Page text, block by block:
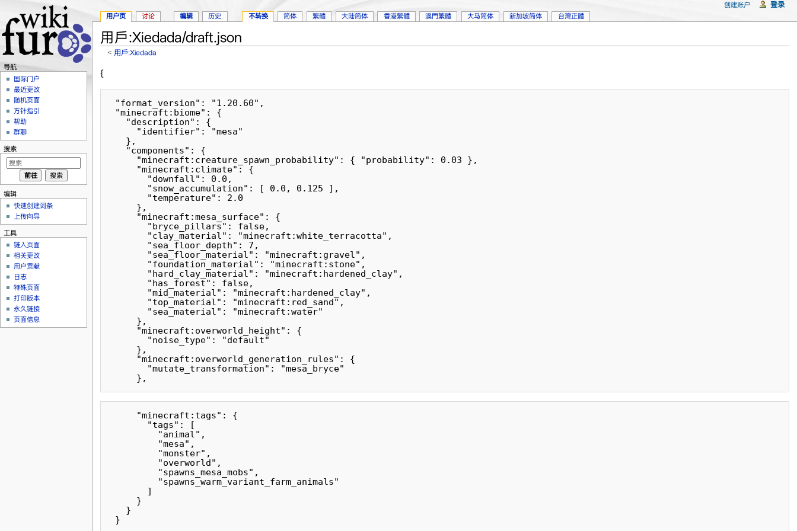
用戶:Xiedada/draft.json
< 用戶:Xiedada
{
"format_version": "1.20.60",
"minecraft:biome": {
   "description": {
     "identifier": "mesa"
   },
   "components": {
     "minecraft:creature_spawn_probability": { "probability": 0.03 },
     "minecraft:climate": {
       "downfall": 0.0,
       "snow_accumulation": [ 0.0, 0.125 ],
       "temperature": 2.0
     },
     "minecraft:mesa_surface": {
       "bryce_pillars": false,
       "clay_material": "minecraft:white_terracotta",
       "sea_floor_depth": 7,
       "sea_floor_material": "minecraft:gravel",
       "foundation_material": "minecraft:stone",
       "hard_clay_material": "minecraft:hardened_clay",
       "has_forest": false,
       "mid_material": "minecraft:hardened_clay",
       "top_material": "minecraft:red_sand",
       "sea_material": "minecraft:water"
     },
     "minecraft:overworld_height": {
       "noise_type": "default"
     },
     "minecraft:overworld_generation_rules": {
       "mutate_transformation": "mesa_bryce"
     "minecraft:tags": {
       "tags": [
         "animal",
         "mesa",
         "monster",
         "overworld",
         "spawns_mesa_mobs",
         "spawns_warm_variant_farm_animals"
       ]
     }
   }
用户页 讨论 编辑 历史 不转换 简体 繁體 大陆简体 香港繁體 澳門繁體 大马简体 新加坡简体 台灣正體
创建账户 登录
导航
国际门户
最近更改
随机页面
方针指引
帮助
群聊
搜索
编辑
快速创建词条
上传向导
工具
链入页面
相关更改
用户贡献
日志
特殊页面
打印版本
永久链接
页面信息